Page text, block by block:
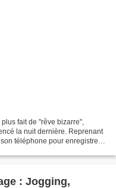
fait de "rêve bizarre",
la nuit dernière. Reprenant
téléphone pour enregistrer
: Jogging,